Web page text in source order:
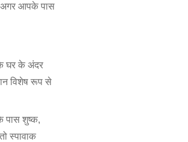
अगर आपके पास
घर के अंदर
विशेष रूप से
पास शुष्क,
स्पावाक